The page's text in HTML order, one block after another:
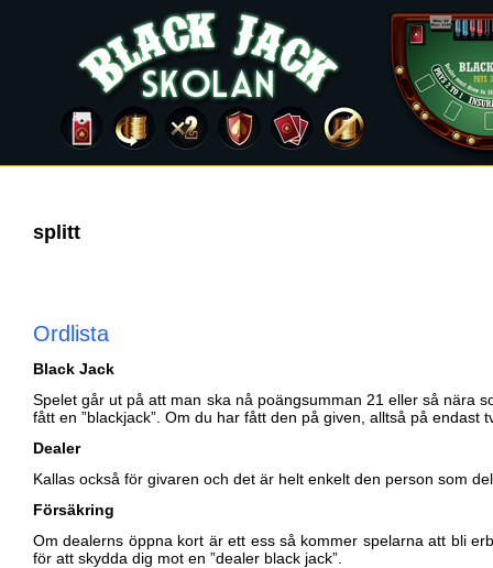
splitt
Ordlista
Black Jack
Spelet går ut på att man ska nå poängsumman 21 eller så nära
fått en ”blackjack”. Om du har fått den på given, alltså på endast
Dealer
Kallas också för givaren och det är helt enkelt den person som
Försäkring
Om dealerns öppna kort är ett ess så kommer spelarna att bli
för att skydda dig mot en ”dealer black jack”.